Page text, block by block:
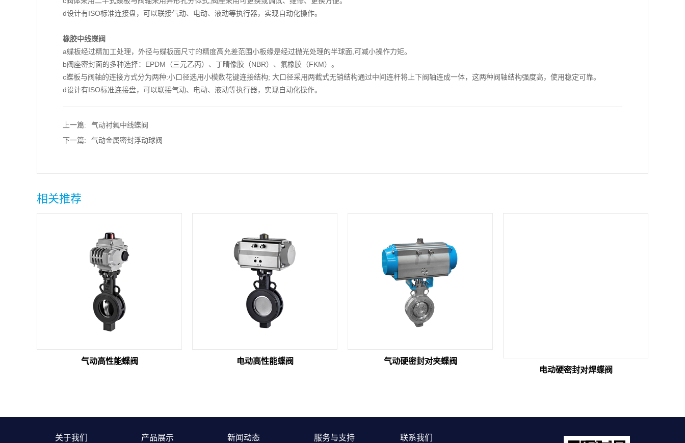
d设计有ISO标准连接盘，可以联接气动、电动、液动等执行器，实现自动化操作。
橡胶中线蝶阀
a蝶板经过精加工处理，外径与蝶板面尺寸的精度高允差范围小板缘是经过抛光处理的半球面,可减小操作力矩。
b阀座密封面的多种选择：EPDM（三元乙丙）、丁晴像胶（NBR）、氟橡胶（FKM）。
c蝶板与阀轴的连接方式分为两种:小口径选用小模数花键连接结构; 大口径采用两截式无销结构通过中间连杆将上下阀轴连成一体，这两种阀轴结构强度高，使用稳定可靠。
d设计有ISO标准连接盘，可以联接气动、电动、液动等执行器，实现自动化操作。
上一篇:
气动衬氟中线蝶阀
下一篇:
气动金属密封浮动球阀
相关推荐
气动高性能蝶阀 电动高性能蝶阀
气动硬密封对夹蝶阀
电动硬密封对焊蝶阀
关于我们 产品展示 新闻动态 服务与支持 联系我们